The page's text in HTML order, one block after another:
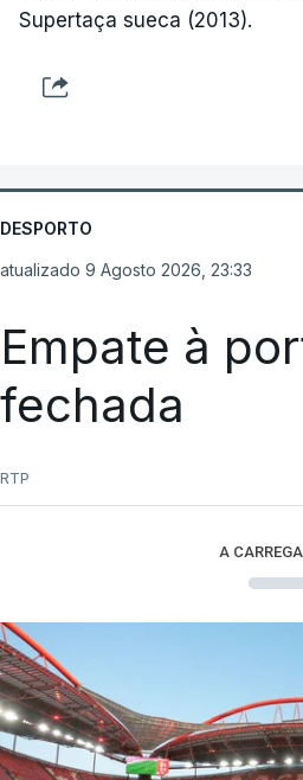
Supertaça sueca (2013).
DESPORTO
atualizado 9 Agosto 2026, 23:33
Empate à
fechada
RTP
A